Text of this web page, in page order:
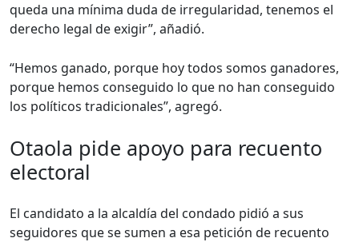
queda una mínima duda de irregularidad, tenemos el
derecho legal de exigir”, añadió.
“Hemos ganado, porque hoy todos somos ganadores,
porque hemos conseguido lo que no han conseguido
los políticos tradicionales”, agregó.
Otaola pide apoyo para recuento
electoral
El candidato a la alcaldía del condado pidió a sus
seguidores que se sumen a esa petición de recuento